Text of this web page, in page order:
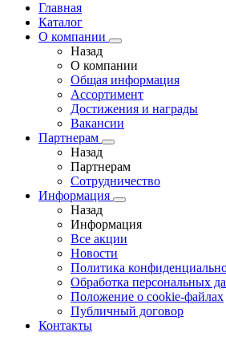
Главная
Каталог
О компании
Назад
О компании
Общая информация
Ассортимент
Достижения и награды
Вакансии
Партнерам
Назад
Партнерам
Сотрудничество
Информация
Назад
Информация
Все акции
Новости
Политика
Обработка персональных
Положение о cookie-файлах
Публичный договор
Контакты